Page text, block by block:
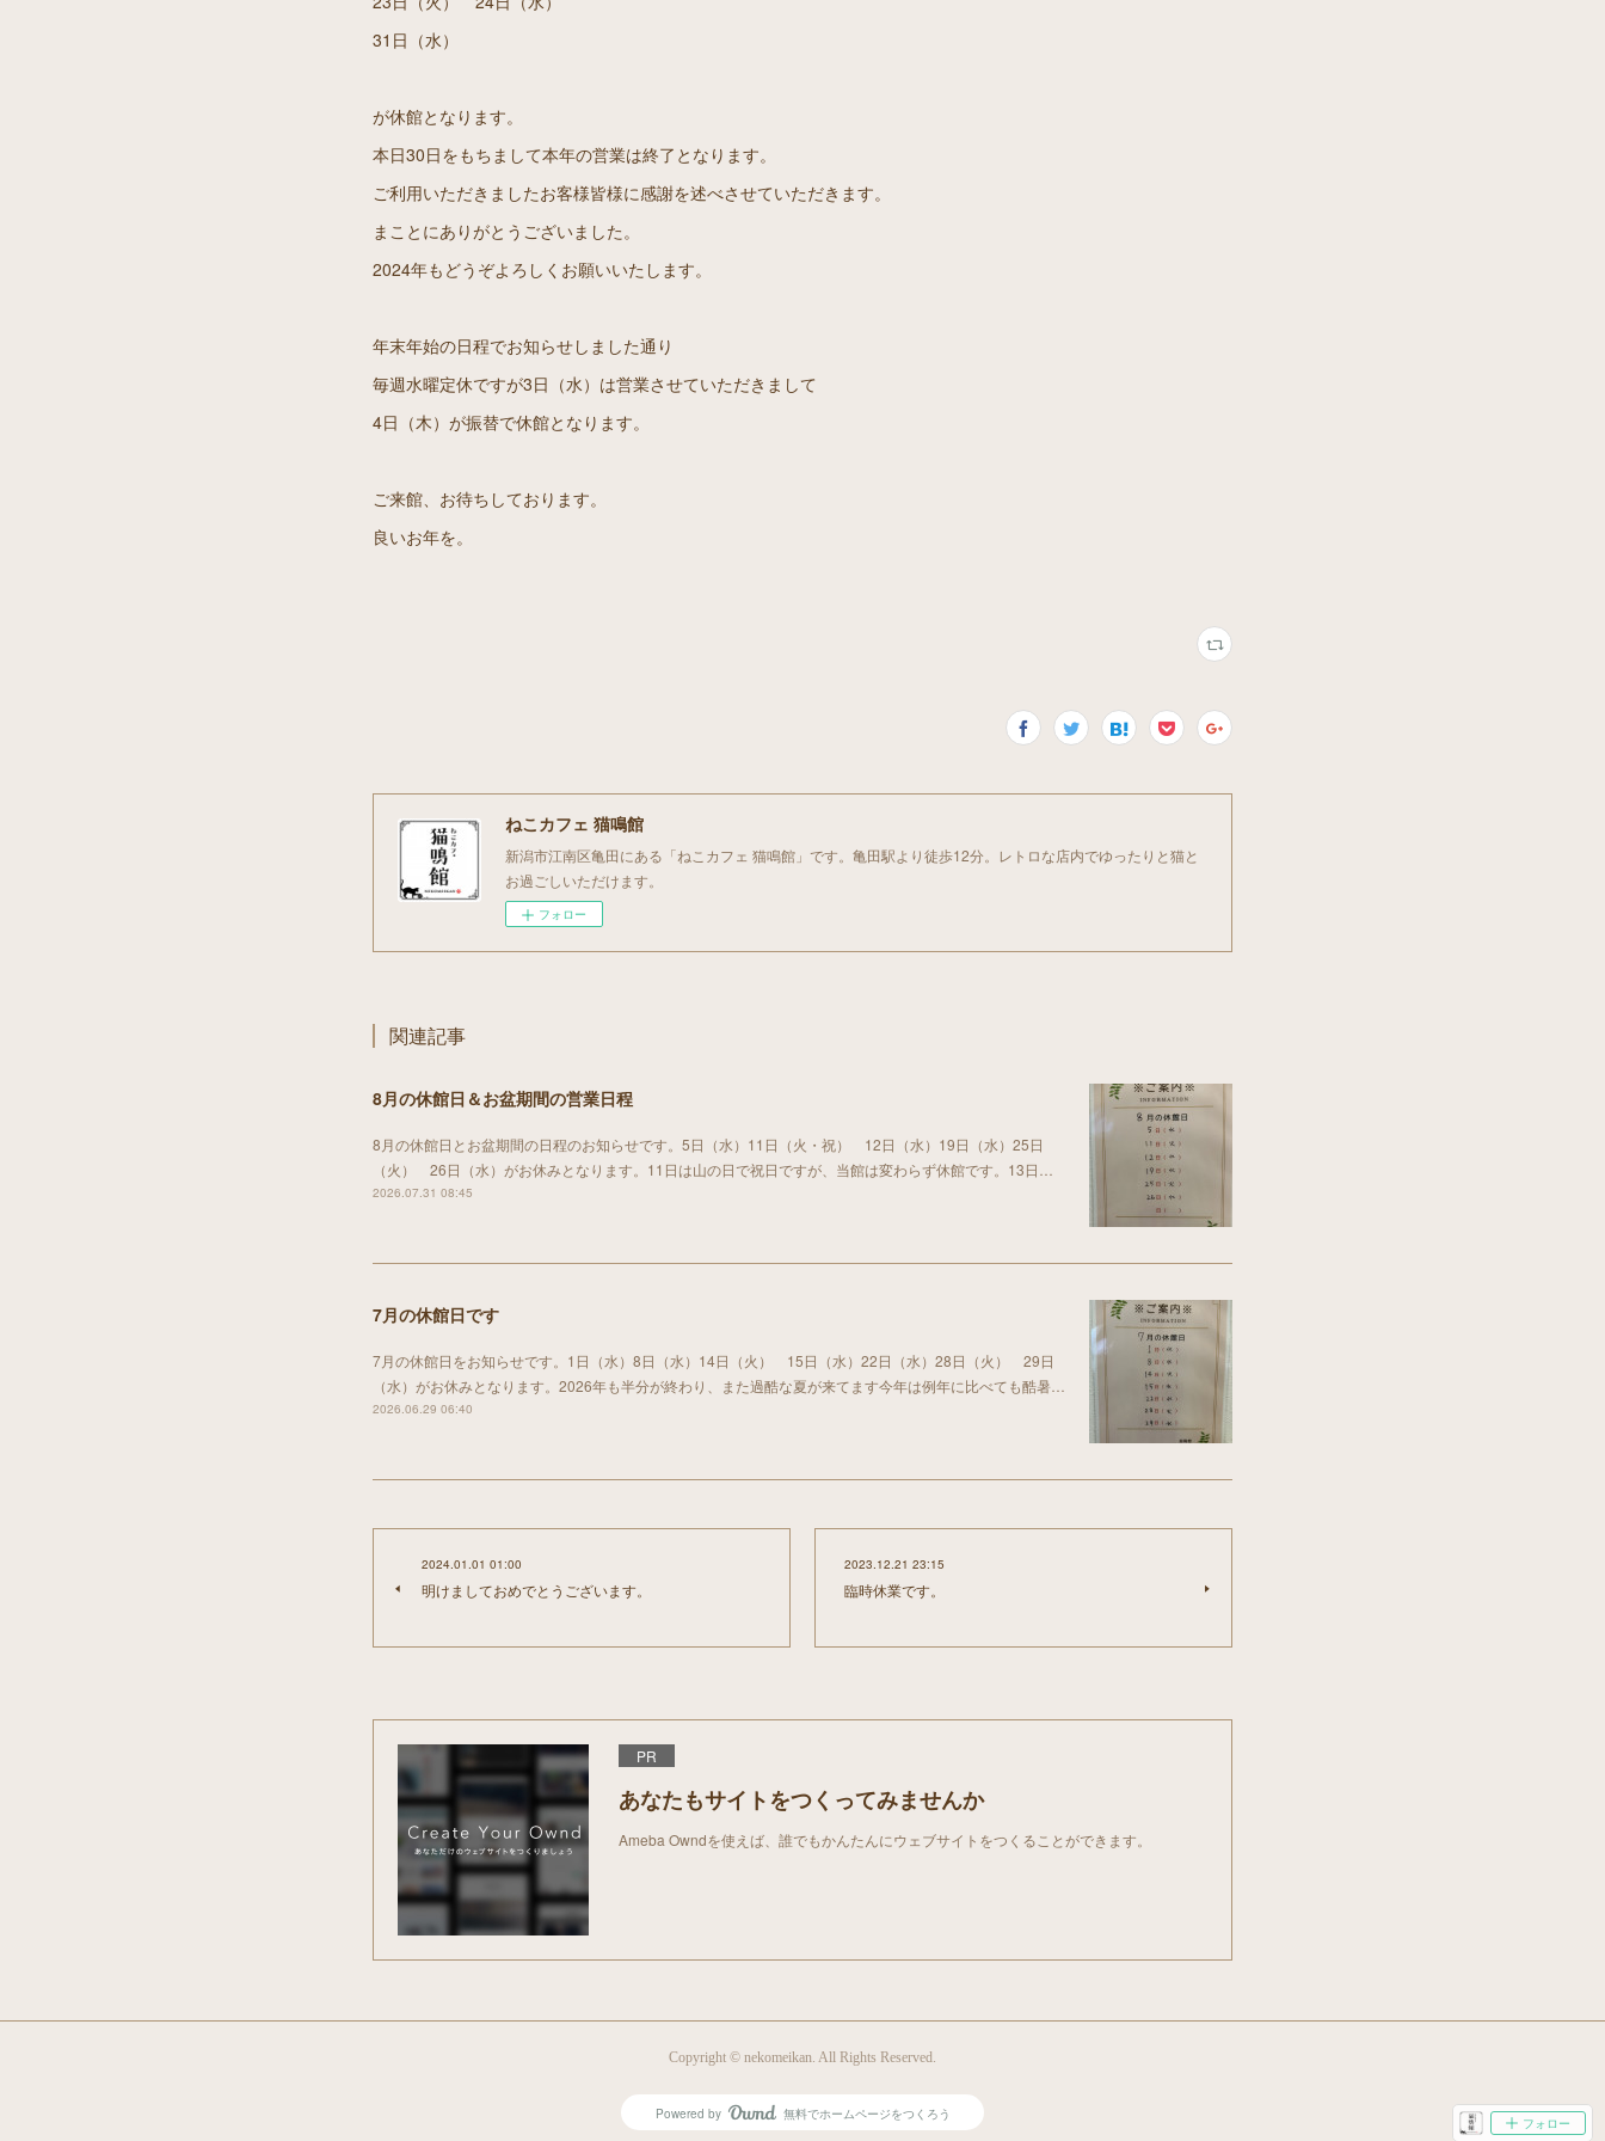
31日（水）
が休館となります。
本日30日をもちまして本年の営業は終了となります。
ご利用いただきましたお客様皆様に感謝を述べさせていただきます。
まことにありがとうございました。
2024年もどうぞよろしくお願いいたします。
年末年始の日程でお知らせしました通り
毎週水曜定休ですが3日（水）は営業させていただきまして
4日（木）が振替で休館となります。
ご来館、お待ちしております。
良いお年を。
ねこカフェ 猫鳴館
新潟市江南区亀田にある「ねこカフェ 猫鳴館」です。亀田駅より徒歩12分。レトロな店内でゆったりと猫と
お過ごしいただけます。
フォロー
関連記事
8月の休館日＆お盆期間の営業日程
8月の休館日とお盆期間の日程のお知らせです。5日（水）11日（火・祝） 12日（水）19日（水）25日
（火） 26日（水）がお休みとなります。11日は山の日で祝日ですが、当館は変わらず休館です。13日…
2026.07.31 08:45
7月の休館日です
7月の休館日をお知らせです。1日（水）8日（水）14日（火） 15日（水）22日（水）28日（火） 29日
（水）がお休みとなります。2026年も半分が終わり、また過酷な夏が来てます今年は例年に比べても酷暑…
2026.06.29 06:40
2024.01.01 01:00
明けましておめでとうございます。
2023.12.21 23:15
臨時休業です。
PR
あなたもサイトをつくってみませんか
Ameba Owndを使えば、誰でもかんたんにウェブサイトをつくることができます。
フォロー
Copyright © nekomeikan. All Rights Reserved.
Powered by AmebaOwnd
無料でホームページをつくろう